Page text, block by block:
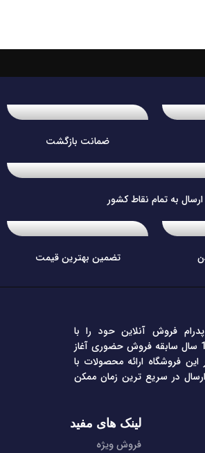
ضمانت بازگشت
ارسال به تمام نقاط کشور
تضمین بهترین قیمت
فروش آنلاین حود را با
داشتن بیش از 15 سال سابقه فروش حضوری آغاز
فروشگاه ارائه محصولات با
در سریع ترین زمان ممکن
لینک های مفید
فروش ویژه